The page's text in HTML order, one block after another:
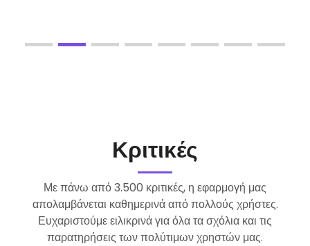
Κριτικές
Με πάνω από 3.500 κριτικές, η εφαρμογή μας
απολαμβάνεται καθημερινά από πολλούς χρήστες.
Ευχαριστούμε ειλικρινά για όλα τα σχόλια και τις
παρατηρήσεις των πολύτιμων χρηστών μας.